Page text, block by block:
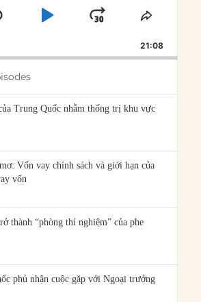
PLAYJUMP
FORWARD
SHARE
21:08
Trung Quốc nhằm thống trị khu vực
Vốn vay chính sách và giới hạn của
vốn
thành “phòng thí nghiệm” của phe
phủ nhận cuộc gặp với Ngoại trưởng